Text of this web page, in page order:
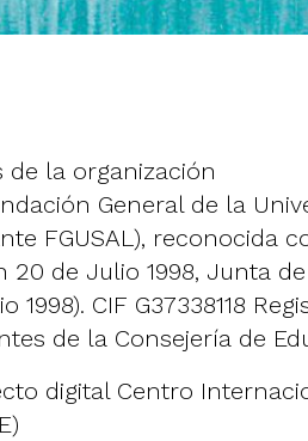
de la organización
General de la
FGUSAL), reconocida
20 de Julio 1998, Junta de
1998). CIF G37338118
de la Consejería de
digital Centro